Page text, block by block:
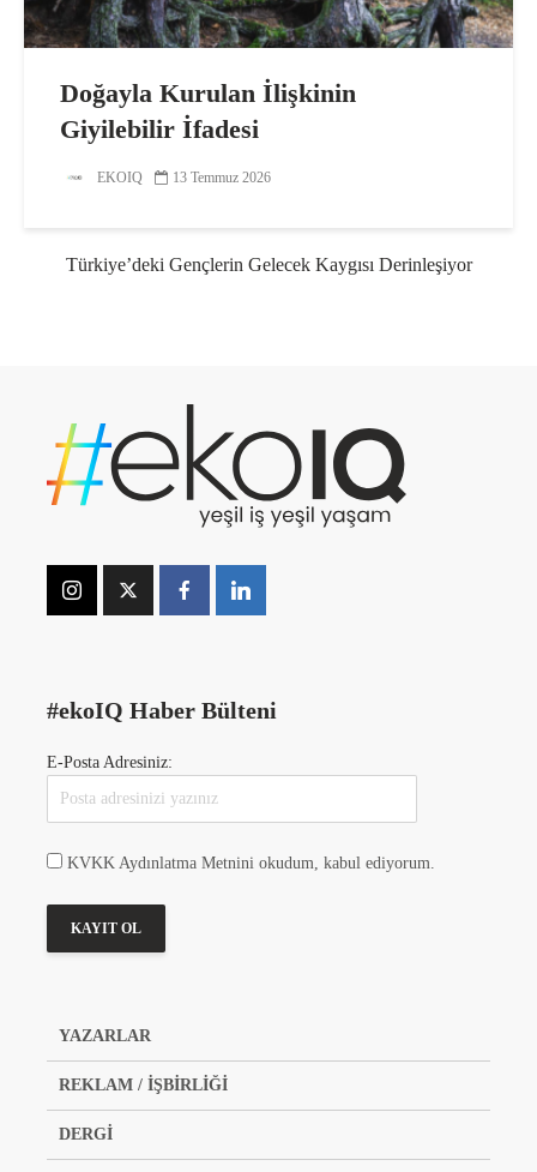
Doğayla Kurulan İlişkinin
Giyilebilir İfadesi
EKOIQ 13 Temmuz 2026
Türkiye’deki Gençlerin Gelecek Kaygısı Derinleşiyor
#ekoIQ Haber Bülteni
E-Posta Adresiniz:
KVKK Aydınlatma Metnini okudum, kabul ediyorum.
YAZARLAR
REKLAM / İŞBİRLİĞİ
DERGİ